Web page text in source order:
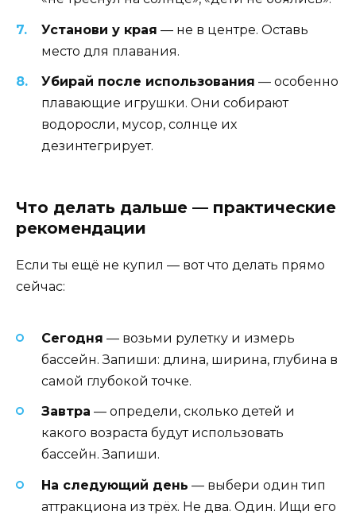
Установи у края — не в центре. Оставь
место для плавания.
Убирай после использования — особенно
плавающие игрушки. Они собирают
водоросли, мусор, солнце их
дезинтегрирует.
Что делать дальше — практические
рекомендации
Если ты ещё не купил — вот что делать прямо
сейчас:
Сегодня — возьми рулетку и измерь
бассейн. Запиши: длина, ширина, глубина в
самой глубокой точке.
Завтра — определи, сколько детей и
какого возраста будут использовать
бассейн. Запиши.
На следующий день — выбери один тип
аттракциона из трёх. Не два. Один. Ищи его